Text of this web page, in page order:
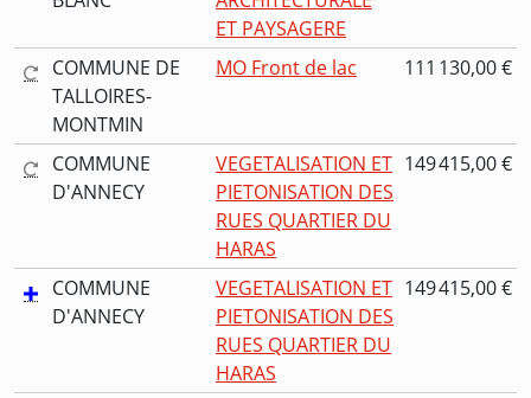
ET PAYSAGERE
COMMUNE DE
TALLOIRES-
MONTMIN
MO Front de lac 111 130,00 €
COMMUNE
D'ANNECY
VEGETALISATION ET
PIETONISATION DES
RUES QUARTIER DU
HARAS
149 415,00 €
COMMUNE
D'ANNECY
VEGETALISATION ET
PIETONISATION DES
RUES QUARTIER DU
HARAS
149 415,00 €